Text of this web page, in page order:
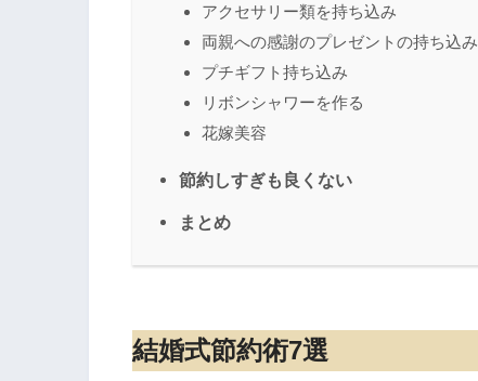
アクセサリー類を持ち込み
両親への感謝のプレゼントの持ち込み
プチギフト持ち込み
リボンシャワーを作る
花嫁美容
節約しすぎも良くない
まとめ
結婚式節約術7選